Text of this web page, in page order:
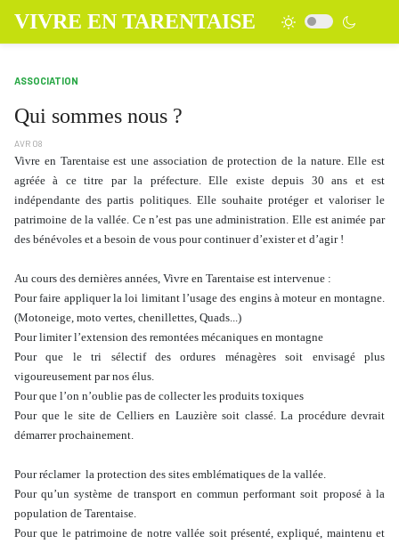
VIVRE EN TARENTAISE
ASSOCIATION
Qui sommes nous ?
AVR 08
Vivre en Tarentaise est une association de protection de la nature. Elle est
agréée à ce titre par la préfecture. Elle existe depuis 30 ans et est
indépendante des partis politiques. Elle souhaite protéger et valoriser le
patrimoine de la vallée. Ce n’est pas une administration. Elle est animée par
des bénévoles et a besoin de vous pour continuer d’exister et d’agir !
Au cours des dernières années, Vivre en Tarentaise est intervenue :
Pour faire appliquer la loi limitant l’usage des engins à moteur en montagne.
(Motoneige, moto vertes, chenillettes, Quads...)
Pour limiter l’extension des remontées mécaniques en montagne
Pour que le tri sélectif des ordures ménagères soit envisagé plus
vigoureusement par nos élus.
Pour que l’on n’oublie pas de collecter les produits toxiques
Pour que le site de Celliers en Lauzière soit classé. La procédure devrait
démarrer prochainement.
Pour réclamer la protection des sites emblématiques de la vallée.
Pour qu’un système de transport en commun performant soit proposé à la
population de Tarentaise.
Pour que le patrimoine de notre vallée soit présenté, expliqué, maintenu et